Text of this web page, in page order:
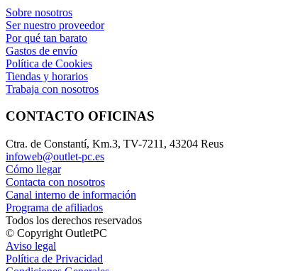
Sobre nosotros
Ser nuestro proveedor
Por qué tan barato
Gastos de envío
Política de Cookies
Tiendas y horarios
Trabaja con nosotros
CONTACTO OFICINAS
Ctra. de Constantí, Km.3, TV-7211, 43204 Reus
infoweb@outlet-pc.es
Cómo llegar
Contacta con nosotros
Canal interno de información
Programa de afiliados
Todos los derechos reservados
© Copyright OutletPC
Aviso legal
Política de Privacidad